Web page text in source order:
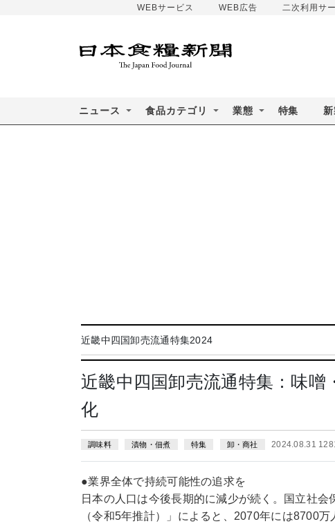
WEBサービス WEB広告 二次利用サ
ニュース 食品カテゴリ 業態 特集
近畿中四国卸売流通特集2024
近畿中四国卸売流通特集：味
化
調味料 漬物・佃煮 特集 卸・商社 2024.08.31
●業界全体で持続可能性の追求を
日本の人口は今後長期的に減少が続く。国立社
（令和5年推計）」によると、2070年には8700